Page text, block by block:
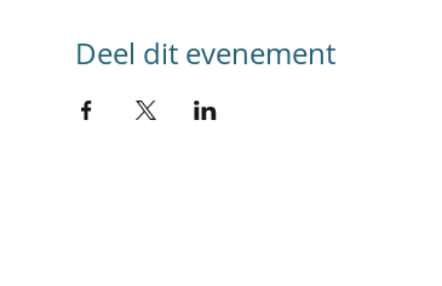
Deel dit evenement